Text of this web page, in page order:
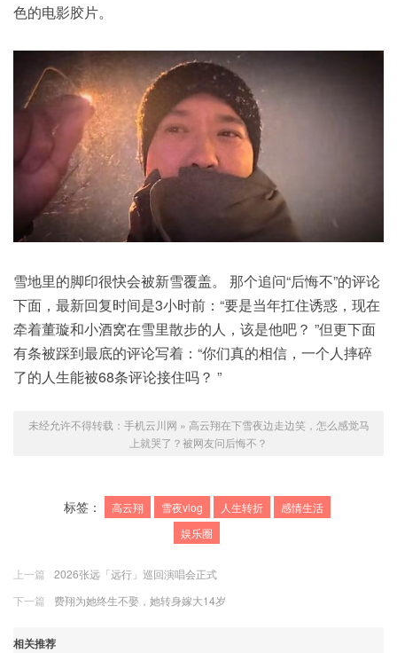
色的电影胶片。
雪地里的脚印很快会被新雪覆盖。 那个追问“后悔不”的评论
下面，最新回复时间是3小时前：“要是当年扛住诱惑，现在
牵着董璇和小酒窝在雪里散步的人，该是他吧？ ”但更下面
有条被踩到最底的评论写着：“你们真的相信，一个人摔碎
了的人生能被68条评论接住吗？ ”
未经允许不得转载： 手机云川网 » 高云翔在下雪夜边走边笑，怎么感觉马
上就哭了？被网友问后悔不？
标签： 高云翔 雪夜vlog 人生转折
感情生活
娱乐圈
上一篇
2026张远「远行」巡回演唱会正式
下一篇
费翔为她终生不娶，她转身嫁大14岁
相关推荐